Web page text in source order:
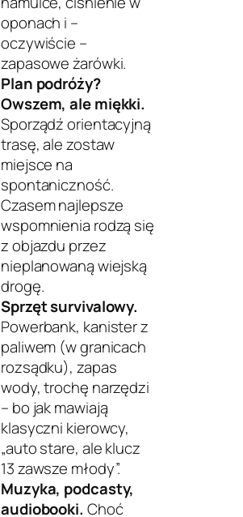
oponach i –
oczywiście –
zapasowe żarówki.
Plan podróży?
Owszem, ale miękki.
Sporządź orientacyjną
trasę, ale zostaw
miejsce na
spontaniczność.
Czasem najlepsze
wspomnienia rodzą się
z objazdu przez
nieplanowaną wiejską
drogę.
Sprzęt survivalowy.
Powerbank, kanister z
paliwem (w granicach
rozsądku), zapas
wody, trochę narzędzi
– bo jak mawiają
klasyczni kierowcy,
„auto stare, ale klucz
13 zawsze młody”.
Muzyka, podcasty,
audiobooki. Choć